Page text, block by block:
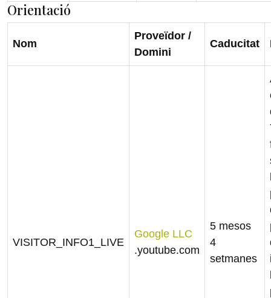
Orientació
Nom
Proveïdor /
Domini
Caducitat
VISITOR_INFO1_LIVE
Google LLC
.youtube.com
5 mesos
4
setmanes